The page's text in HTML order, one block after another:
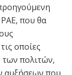
που θα
οποίες
των πολιτών,